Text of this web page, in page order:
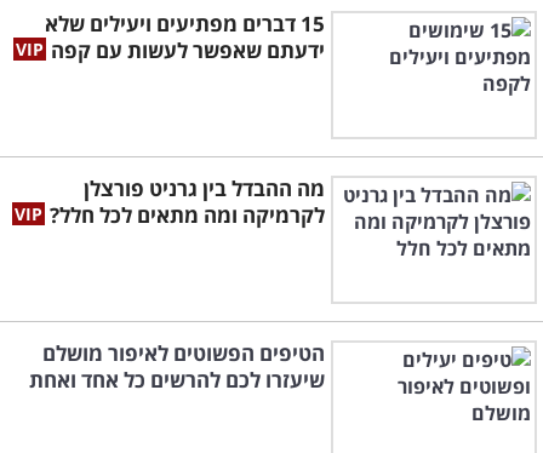
15 דברים מפתיעים ויעילים שלא
ידעתם שאפשר לעשות עם קפה
מה ההבדל בין גרניט פורצלן
לקרמיקה ומה מתאים לכל חלל?
הטיפים הפשוטים לאיפור מושלם
שיעזרו לכם להרשים כל אחד ואחת